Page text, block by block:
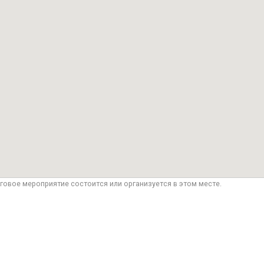
мероприятие состоится или организуется в этом месте.